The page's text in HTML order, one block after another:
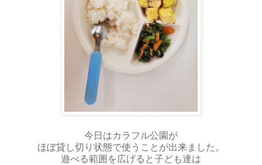
今日はカラフル公園が
ほぼ貸し切り状態で使うことが出来ました。
遊べる範囲を広げると子ども達は